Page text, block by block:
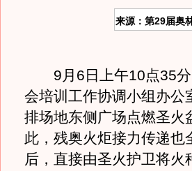
来源：第29届奥
9月6日上午10点35分
会培训工作协调小组办公
排场地东侧广场点燃圣火
此，残奥火炬接力传递也
后，直接由圣火护卫将